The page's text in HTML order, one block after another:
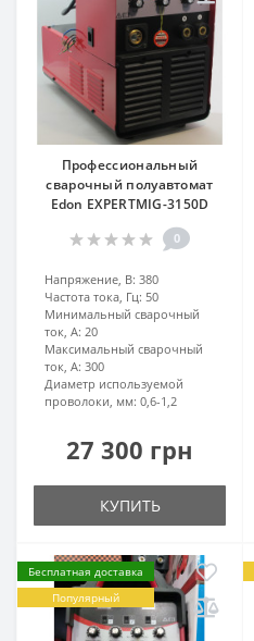
Профессиональный
сварочный полуавтомат
Edon EXPERTMIG-3150D
0
Напряжение, В: 380
Частота тока, Гц: 50
Минимальный сварочный
ток, А: 20
Максимальный сварочный
ток, А: 300
Диаметр используемой
проволоки, мм: 0,6-1,2
27 300 грн
КУПИТЬ
Бесплатная доставка
Популярный